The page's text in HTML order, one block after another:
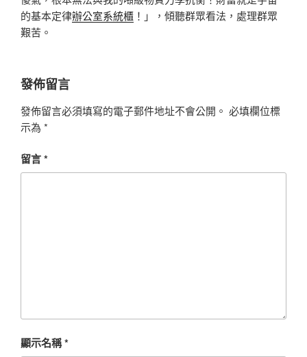
的基本定律辦公室系統櫃 ！」，傾聽群眾看法，處理群眾
艱苦。
發佈留言
發佈留言必須填寫的電子郵件地址不會公開。 必填欄位標
示為 *
留言*
顯示名稱*